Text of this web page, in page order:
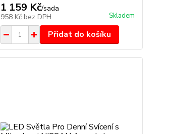
1 159 Kč/sada
958 Kč bez DPH Skladem
Přidat do košíku